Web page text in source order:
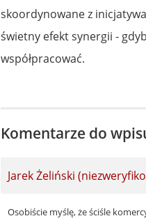
skoordynowane z
świetny efekt synergii -
współpracować.
Komentarze do
Jarek Żeliński
Osobiście myślę, że ściśle